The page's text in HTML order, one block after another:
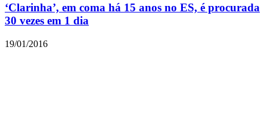
‘Clarinha’, em coma há 15 anos no ES, é procurada
30 vezes em 1 dia
19/01/2016